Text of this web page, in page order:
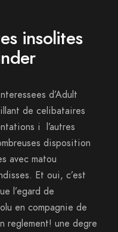
insolites
d’Adult
de celibataires
i l’autres
disposition
avec matou
Et oui, c’est
l’egard de
en compagnie de
reglement! une degre